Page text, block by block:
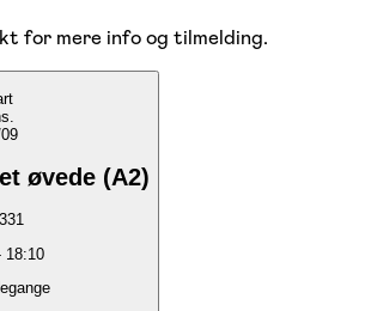
for mere info og tilmelding.
øvede (A2)
18:10